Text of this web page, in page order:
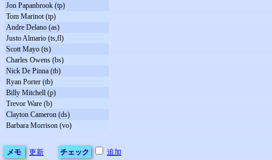
Jon Papanbrook (tp)
Tom Marinot (tp)
Andre Delano (as)
Justo Almario (ts,fl)
Scott Mayo (ts)
Charles Owens (bs)
Nick De Pinna (tb)
Ryan Porter (tb)
Billy Mitchell (p)
Trevor Ware (b)
Clayton Cameron (ds)
Barbara Morrison (vo)
メモ 更新 チェック 追加